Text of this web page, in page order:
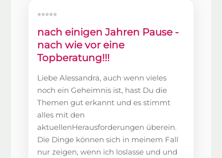
⭐⭐⭐⭐⭐
nach einigen Jahren Pause -
nach wie vor eine
Topberatung!!!
Liebe Alessandra, auch wenn vieles
noch ein Geheimnis ist, hast Du die
Themen gut erkannt und es stimmt
alles mit den
aktuellenHerausforderungen überein.
Die Dinge können sich in meinem Fall
nur zeigen, wenn ich loslasse und und